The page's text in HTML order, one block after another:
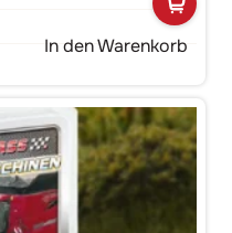
In den Warenkorb